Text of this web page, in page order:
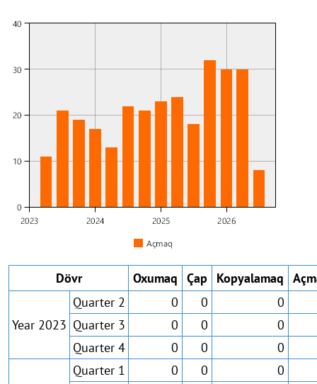
Dövr Oxumaq Çap Kopyalamaq
Year 2023
Quarter 2 0 0 0
Quarter 3
0 0 0
Quarter 4
0 0 0
Quarter 1 0 0 0